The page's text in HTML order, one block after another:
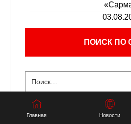
ПОИСК ПО
Главная Новости